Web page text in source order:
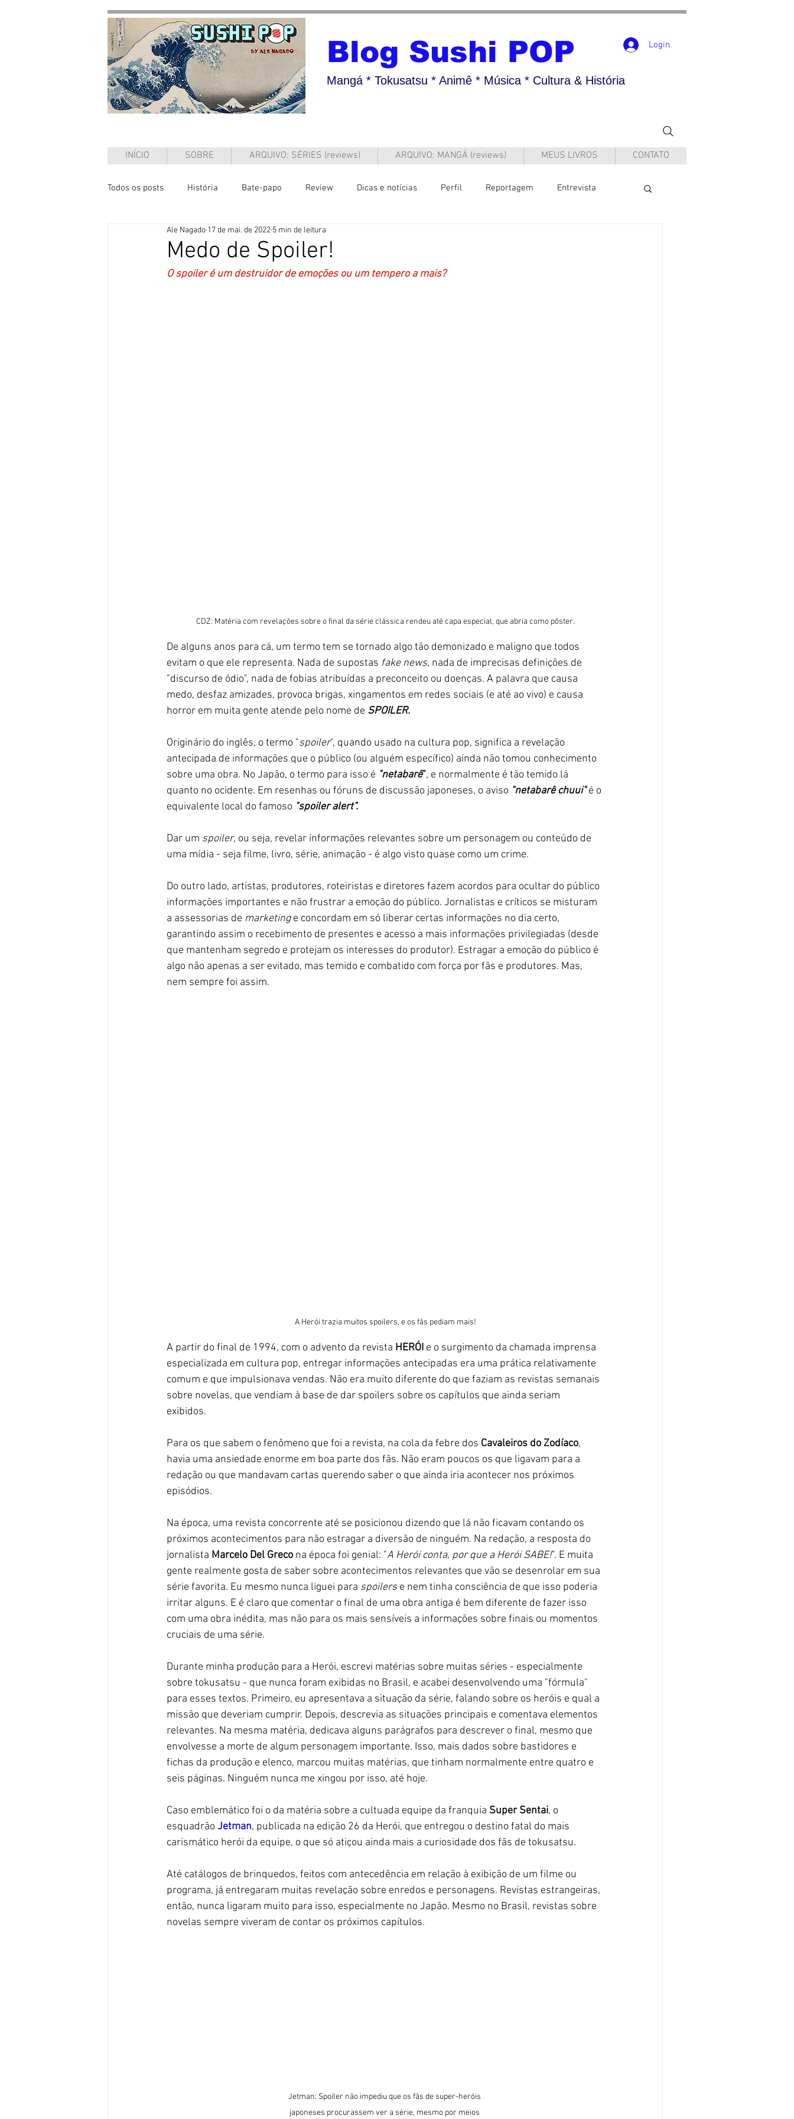
Blog Sushi POP
Mangá * Tokusatsu * Animê * Música * Cultura & História
Login
INÍCIO SOBRE ARQUIVO: SÉRIES (reviews) ARQUIVO: MANGÁ (reviews) MEUS LIVROS CONTATO
Todos os posts História Bate-papo Review Dicas e notícias Perfil Reportagem Entrevista
Medo de Spoiler!
Ale Nagado 17 de mai. de 2022 5 min de leitura
O spoiler é um destruidor de emoções ou um tempero a mais?
CDZ: Matéria com revelações sobre o final da série clássica rendeu até capa especial, que abria como pôster.
De alguns anos para cá, um termo tem se tornado algo tão demonizado e maligno que todos
evitam o que ele representa. Nada de supostas fake news, nada de imprecisas definições de
"discurso de ódio", nada de fobias atribuídas a preconceito ou doenças. A palavra que causa
medo, desfaz amizades, provoca brigas, xingamentos em redes sociais (e até ao vivo) e causa
horror em muita gente atende pelo nome de SPOILER.
Originário do inglês, o termo "spoiler", quando usado na cultura pop, significa a revelação
antecipada de informações que o público (ou alguém específico) ainda não tomou conhecimento
sobre uma obra. No Japão, o termo para isso é "netabarê", e normalmente é tão temido lá
quanto no ocidente. Em resenhas ou fóruns de discussão japoneses, o aviso "netabarê chuui" é o
equivalente local do famoso "spoiler alert".
Dar um spoiler, ou seja, revelar informações relevantes sobre um personagem ou conteúdo de
uma mídia - seja filme, livro, série, animação - é algo visto quase como um crime.
Do outro lado, artistas, produtores, roteiristas e diretores fazem acordos para ocultar do público
informações importantes e não frustrar a emoção do público. Jornalistas e críticos se misturam
a assessorias de marketing e concordam em só liberar certas informações no dia certo,
garantindo assim o recebimento de presentes e acesso a mais informações privilegiadas (desde
que mantenham segredo e protejam os interesses do produtor). Estragar a emoção do público é
algo não apenas a ser evitado, mas temido e combatido com força por fãs e produtores. Mas,
nem sempre foi assim.
A Herói trazia muitos spoilers, e os fãs pediam mais!
A partir do final de 1994, com o advento da revista HERÓI e o surgimento da chamada imprensa
especializada em cultura pop, entregar informações antecipadas era uma prática relativamente
comum e que impulsionava vendas. Não era muito diferente do que faziam as revistas semanais
sobre novelas, que vendiam à base de dar spoilers sobre os capítulos que ainda seriam
exibidos.
Para os que sabem o fenômeno que foi a revista, na cola da febre dos Cavaleiros do Zodíaco,
havia uma ansiedade enorme em boa parte dos fãs. Não eram poucos os que ligavam para a
redação ou que mandavam cartas querendo saber o que ainda iria acontecer nos próximos
episódios.
Na época, uma revista concorrente até se posicionou dizendo que lá não ficavam contando os
próximos acontecimentos para não estragar a diversão de ninguém. Na redação, a resposta do
jornalista Marcelo Del Greco na época foi genial: "A Herói conta, por que a Herói SABE!". E muita
gente realmente gosta de saber sobre acontecimentos relevantes que vão se desenrolar em sua
série favorita. Eu mesmo nunca liguei para spoilers e nem tinha consciência de que isso poderia
irritar alguns. E é claro que comentar o final de uma obra antiga é bem diferente de fazer isso
com uma obra inédita, mas não para os mais sensíveis a informações sobre finais ou momentos
cruciais de uma série.
Durante minha produção para a Herói, escrevi matérias sobre muitas séries - especialmente
sobre tokusatsu - que nunca foram exibidas no Brasil, e acabei desenvolvendo uma "fórmula"
para esses textos. Primeiro, eu apresentava a situação da série, falando sobre os heróis e qual a
missão que deveriam cumprir. Depois, descrevia as situações principais e comentava elementos
relevantes. Na mesma matéria, dedicava alguns parágrafos para descrever o final, mesmo que
envolvesse a morte de algum personagem importante. Isso, mais dados sobre bastidores e
fichas da produção e elenco, marcou muitas matérias, que tinham normalmente entre quatro e
seis páginas. Ninguém nunca me xingou por isso, até hoje.
Caso emblemático foi o da matéria sobre a cultuada equipe da franquia Super Sentai, o
esquadrão Jetman, publicada na edição 26 da Herói, que entregou o destino fatal do mais
carismático herói da equipe, o que só atiçou ainda mais a curiosidade dos fãs de tokusatsu.
Até catálogos de brinquedos, feitos com antecedência em relação à exibição de um filme ou
programa, já entregaram muitas revelação sobre enredos e personagens. Revistas estrangeiras,
então, nunca ligaram muito para isso, especialmente no Japão. Mesmo no Brasil, revistas sobre
novelas sempre viveram de contar os próximos capítulos.
Jetman: Spoiler não impediu que os fãs de super-heróis
japoneses procurassem ver a série, mesmo por meios